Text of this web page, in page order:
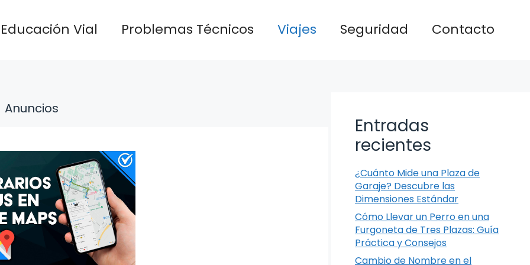
Educación Vial Problemas Técnicos Viajes Seguridad Contacto
Anuncios
Entradas
recientes
¿Cuánto Mide una Plaza de
Garaje? Descubre las
Dimensiones Estándar
Cómo Llevar un Perro en una
Furgoneta de Tres Plazas: Guía
Práctica y Consejos
Cambio de Nombre en el